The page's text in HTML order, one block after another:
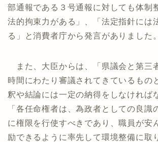
部通報である３号通報に対しても体制
法的拘束力がある」、「法定指針には
る」と消費者庁から発言がありました。
また、大臣からは、「県議会と第三
時間にわたり審議されてきているもの
釈や結論には一定の納得をしなければ
「各任命権者は、為政者としての良識
に権限を行使すべきであり、職員が安
励できるように率先して環境整備に